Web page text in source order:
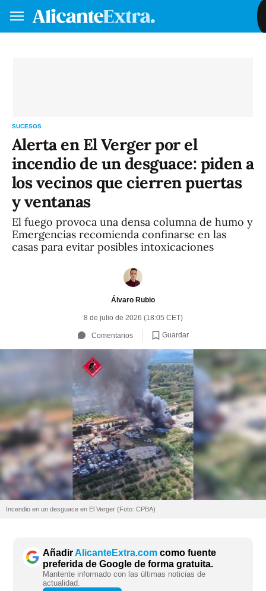
SUCESOS
Alerta en El Verger por el
incendio de un desguace: piden a
los vecinos que cierren puertas
y ventanas
El fuego provoca una densa columna de humo y
Emergencias recomienda confinarse en las
casas para evitar posibles intoxicaciones
Álvaro Rubio
8 de julio de 2026 (18:05 CET)
Comentarios Guardar
Incendio en un desguace en El Verger (Foto: CPBA)
AñadirAlicanteExtra.com como fuente
preferida de Google de forma gratuita.
Mantente informado con las últimas noticias de
actualidad.